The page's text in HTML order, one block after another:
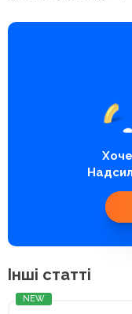
Інші статті
NEW